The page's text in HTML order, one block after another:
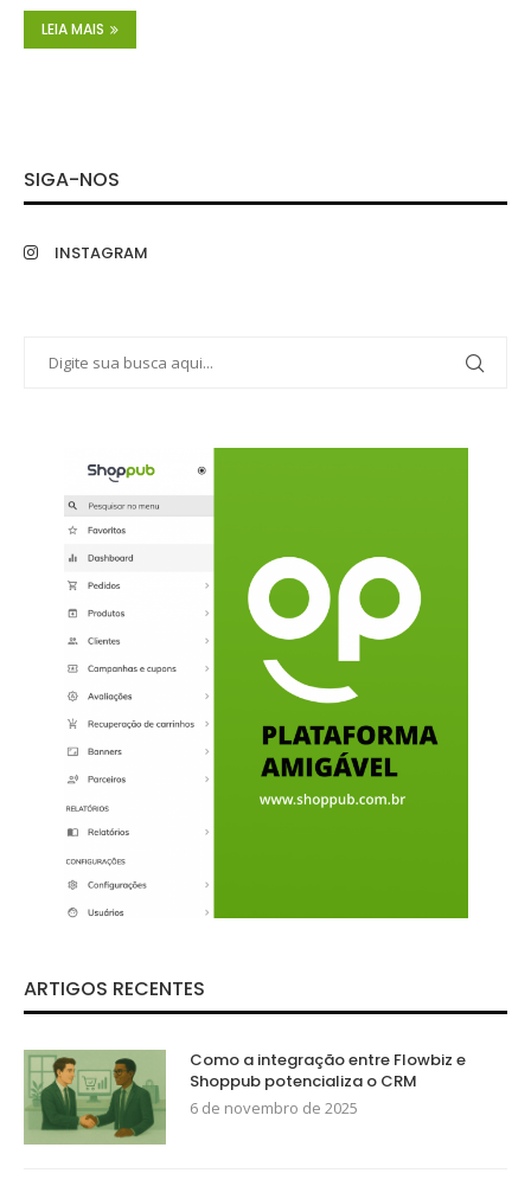
LEIA MAIS
SIGA-NOS
INSTAGRAM
ARTIGOS RECENTES
Como a integração entre Flowbiz e
Shoppub potencializa o CRM
6 de novembro de 2025